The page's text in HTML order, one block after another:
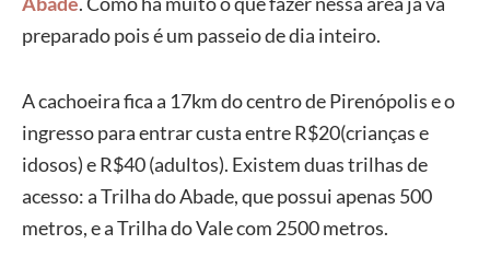
preparado pois é um passeio de dia inteiro.
A cachoeira fica a 17km do centro de Pirenópolis e o
ingresso para entrar custa entre R$20(crianças e
idosos) e R$40 (adultos). Existem duas trilhas de
acesso: a Trilha do Abade, que possui apenas 500
metros, e a Trilha do Vale com 2500 metros.